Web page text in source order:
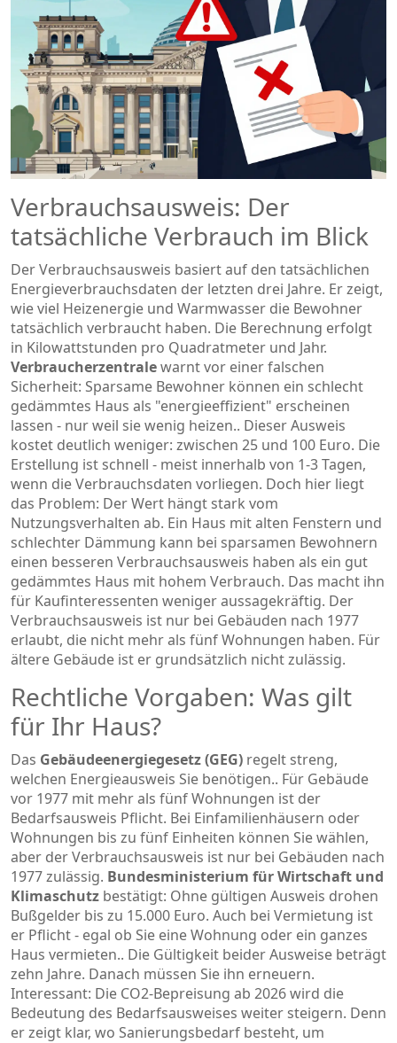
Verbrauchsausweis: Der
tatsächliche Verbrauch im Blick
Der Verbrauchsausweis basiert auf den tatsächlichen
Energieverbrauchsdaten der letzten drei Jahre. Er zeigt,
wie viel Heizenergie und Warmwasser die Bewohner
tatsächlich verbraucht haben. Die Berechnung erfolgt
in Kilowattstunden pro Quadratmeter und Jahr.
Verbraucherzentralewarnt vor einer falschen
Sicherheit: Sparsame Bewohner können ein schlecht
gedämmtes Haus als "energieeffizient" erscheinen
lassen - nur weil sie wenig heizen.. Dieser Ausweis
kostet deutlich weniger: zwischen 25 und 100 Euro. Die
Erstellung ist schnell - meist innerhalb von 1-3 Tagen,
wenn die Verbrauchsdaten vorliegen. Doch hier liegt
das Problem: Der Wert hängt stark vom
Nutzungsverhalten ab. Ein Haus mit alten Fenstern und
schlechter Dämmung kann bei sparsamen Bewohnern
einen besseren Verbrauchsausweis haben als ein gut
gedämmtes Haus mit hohem Verbrauch. Das macht ihn
für Kaufinteressenten weniger aussagekräftig. Der
Verbrauchsausweis ist nur bei Gebäuden nach 1977
erlaubt, die nicht mehr als fünf Wohnungen haben. Für
ältere Gebäude ist er grundsätzlich nicht zulässig.
Rechtliche Vorgaben: Was gilt
für Ihr Haus?
Das Gebäudeenergiegesetz (GEG) regelt streng,
welchen Energieausweis Sie benötigen.. Für Gebäude
vor 1977 mit mehr als fünf Wohnungen ist der
Bedarfsausweis Pflicht. Bei Einfamilienhäusern oder
Wohnungen bis zu fünf Einheiten können Sie wählen,
aber der Verbrauchsausweis ist nur bei Gebäuden nach
1977 zulässig. Bundesministerium für Wirtschaft und
Klimaschutz bestätigt: Ohne gültigen Ausweis drohen
Bußgelder bis zu 15.000 Euro. Auch bei Vermietung ist
er Pflicht - egal ob Sie eine Wohnung oder ein ganzes
Haus vermieten.. Die Gültigkeit beider Ausweise beträgt
zehn Jahre. Danach müssen Sie ihn erneuern.
Interessant: Die CO2-Bepreisung ab 2026 wird die
Bedeutung des Bedarfsausweises weiter steigern. Denn
er zeigt klar, wo Sanierungsbedarf besteht, um